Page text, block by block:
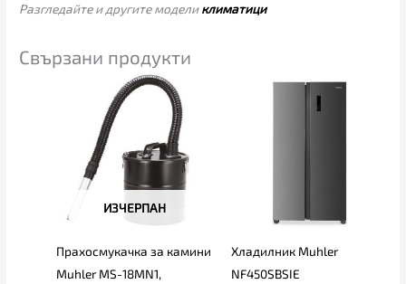
Разгледайте и другите моделиклиматици
Свързани продукти
ИЗЧЕРПАН
Прахосмукачка за камини
Muhler MS-18MN1,
Хладилник Muhler
NF450SBSIE